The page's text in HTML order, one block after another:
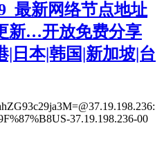
最新网络节点地址
新…开放免费分享
|日本|韩国|新加坡|台
37.19.198.236-00